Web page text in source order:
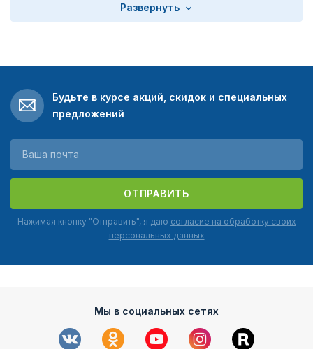
Развернуть
Будьте в курсе акций, скидок и специальных
предложений
ОТПРАВИТЬ
Нажимая кнопку "Отправить", я даю согласие на обработку своих
персональных данных
Мы в социальных сетях